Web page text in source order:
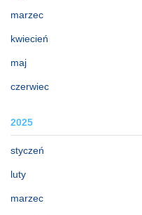
marzec
kwiecień
maj
czerwiec
2025
styczeń
luty
marzec